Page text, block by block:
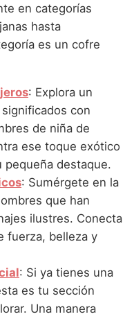
por J
por K
por L
por M
por N
por O
por P
por Q
por R
por S
por T
por U
Judios
Rusos
Suecos
en categorías
hasta
es un cofre
: Explora un
con
de niña de
ese toque exótico
pequeña destaque.
: Sumérgete en la
que han
ilustres. Conecta
fuerza, belleza y
: Si ya tienes una
es tu sección
Una manera